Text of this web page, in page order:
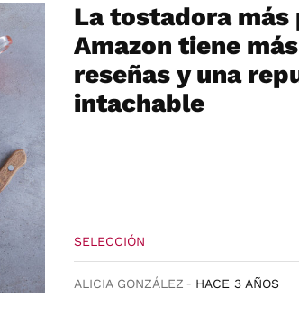
La tostadora más
Amazon tiene
reseñas y una
intachable
SELECCIÓN
ALICIA GONZÁLEZ HACE 3 AÑOS